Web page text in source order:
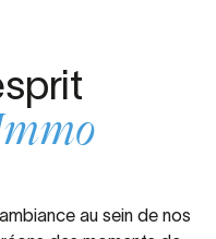
au sein de nos